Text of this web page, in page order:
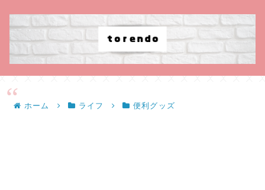
ホーム ライフ 便利グッズ